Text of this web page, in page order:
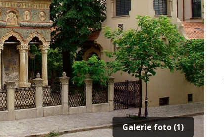
Galerie foto (1)